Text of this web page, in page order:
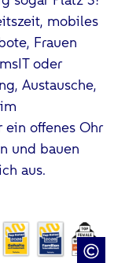
mobiles
Frauen
oder
Austausche,
offenes Ohr
und bauen
aus.